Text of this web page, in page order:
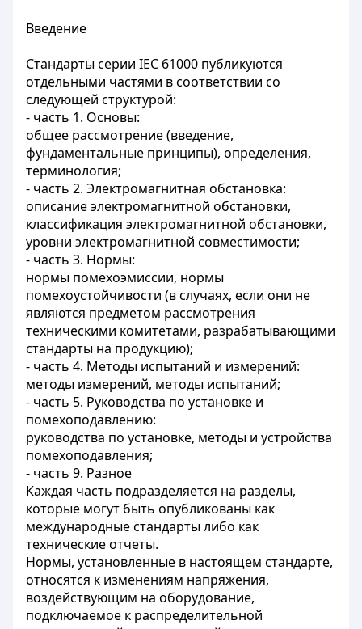
Введение
Стандарты серии IEC 61000 публикуются
отдельными частями в соответствии со
следующей структурой:
- часть 1. Основы:
общее рассмотрение (введение,
фундаментальные принципы), определения,
терминология;
- часть 2. Электромагнитная обстановка:
описание электромагнитной обстановки,
классификация электромагнитной обстановки,
уровни электромагнитной совместимости;
- часть 3. Нормы:
нормы помехоэмиссии, нормы
помехоустойчивости (в случаях, если они не
являются предметом рассмотрения
техническими комитетами, разрабатывающими
стандарты на продукцию);
- часть 4. Методы испытаний и измерений:
методы измерений, методы испытаний;
- часть 5. Руководства по установке и
помехоподавлению:
руководства по установке, методы и устройства
помехоподавления;
- часть 9. Разное
Каждая часть подразделяется на разделы,
которые могут быть опубликованы как
международные стандарты либо как
технические отчеты.
Нормы, установленные в настоящем стандарте,
относятся к изменениям напряжения,
воздействующим на оборудование,
подключаемое к распределительной